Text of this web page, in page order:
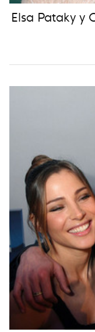
Elsa Pataky y